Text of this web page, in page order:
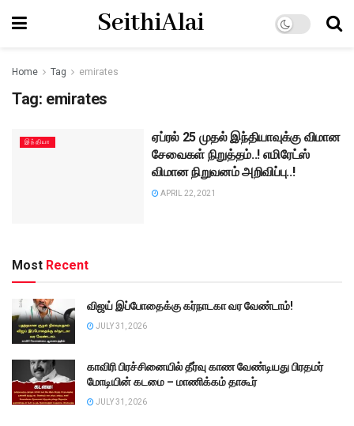
SeithiAlai
Home Tag emirates
Tag: emirates
இந்தியா
ஏப்ரல் 25 முதல் இந்தியாவுக்கு விமான
சேவைகள் நிறுத்தம்..! எமிரேட்ஸ்
விமான நிறுவனம் அறிவிப்பு..!
APRIL 22, 2021
Most Recent
விஜய் இப்போதைக்கு கர்நாடகா வர வேண்டாம்!
JULY 31, 2026
காவிரி பிரச்சினையில் தீர்வு காண வேண்டியது பிரதமர்
மோடியின் கடமை – மாணிக்கம் தாகூர்
JULY 31, 2026